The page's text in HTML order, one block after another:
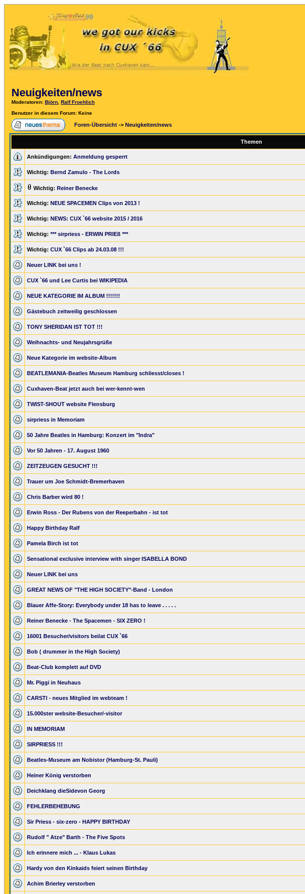
Neuigkeiten/news
Moderatoren: Björn Ralf Froehlich
Benutzer in diesem Forum: Keine
Foren-Übersicht -> Neuigkeiten/news
Themen
Ankündigungen: Anmeldung gesperrt
Wichtig: Bernd Zamulo - The Lords
Wichtig: Reiner Benecke
Wichtig: NEUE SPACEMEN Clips von 2013 !
Wichtig: NEWS: CUX `66 website 2015 / 2016
Wichtig: *** sirpriess - ERWIN PRIEß ***
Wichtig: CUX `66 Clips ab 24.03.08 !!!
Neuer LINK bei uns !
CUX `66 und Lee Curtis bei WIKIPEDIA
NEUE KATEGORIE IM ALBUM !!!!!!!
Gästebuch zeitweilig geschlossen
TONY SHERIDAN IST TOT !!!
Weihnachts- und Neujahrsgrüße
Neue Kategorie im website-Album
BEATLEMANIA-Beatles Museum Hamburg schliesst/closes !
Cuxhaven-Beat jetzt auch bei wer-kennt-wen
TWIST-SHOUT website Flensburg
sirpriess in Memoriam
50 Jahre Beatles in Hamburg: Konzert im "Indra"
Vor 50 Jahren - 17. August 1960
ZEITZEUGEN GESUCHT !!!
Trauer um Joe Schmidt-Bremerhaven
Chris Barber wird 80 !
Erwin Ross - Der Rubens von der Reeperbahn - ist tot
Happy Birthday Ralf
Pamela Birch ist tot
Sensational exclusive interview with singer ISABELLA BOND
Neuer LINK bei uns
GREAT NEWS OF "THE HIGH SOCIETY"-Band - London
Blauer Affe-Story: Everybody under 18 has to leave . . . . .
Reiner Benecke - The Spacemen - SIX ZERO !
16001 Besucher/visitors bei/at CUX `66
Bob ( drummer in the High Society)
Beat-Club komplett auf DVD
Mr. Piggi in Neuhaus
CARSTI - neues Mitglied im webteam !
15.000ster website-Besucher/-visitor
IN MEMORIAM
SIRPRIESS !!!
Beatles-Museum am Nobistor (Hamburg-St. Pauli)
Heiner König verstorben
Deichklang dieSidevon Georg
FEHLERBEHEBUNG
Sir Priess - six-zero - HAPPY BIRTHDAY
Rudolf " Atze" Barth - The Five Spots
Ich erinnere mich ... - Klaus Lukas
Hardy von den Kinkaids feiert seinen Birthday
Achim Brierley verstorben